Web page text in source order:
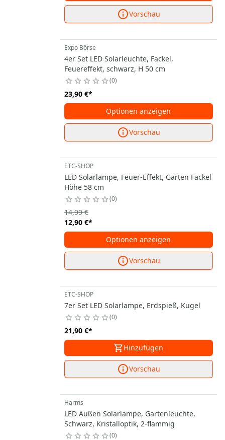
Vorschau
Expo Börse
4er Set LED Solarleuchte, Fackel,
Feuereffekt, schwarz, H 50 cm
0
23,90 €*
Optionen anzeigen
Vorschau
ETC-SHOP
LED Solarlampe, Feuer-Effekt, Garten Fackel
Höhe 58 cm
0
12,90 €*
14,99 €
Optionen anzeigen
Vorschau
ETC-SHOP
7er Set LED Solarlampe, Erdspieß, Kugel
0
21,90 €*
Hinzufügen
Vorschau
Harms
LED Außen Solarlampe, Gartenleuchte,
Schwarz, Kristalloptik, 2-flammig
0